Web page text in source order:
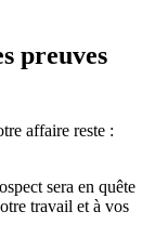
preuves
affaire reste :
sera en quête
travail et à vos